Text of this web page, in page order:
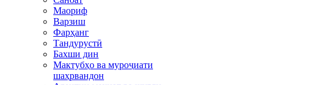
Маориф
Варзиш
Фарҳанг
Тандурустӣ
Бахши дин
Мактубҳо ва муроҷиати
шаҳрвандон